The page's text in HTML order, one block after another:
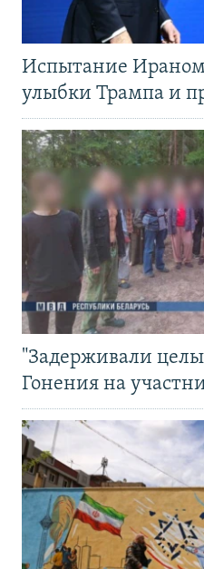
Испытание
улыбки Трампа и
"Задерживали
Гонения на